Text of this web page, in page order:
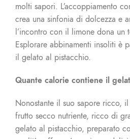
molti sapori. L’accoppiamento
crea una sinfonia di dolcezza e
l’incontro con il limone dona un
Esplorare abbinamenti insoliti è
il gelato al pistacchio.
Quante calorie contiene il
Nonostante il suo sapore ricco,
frutto secco nutriente, ricco di
gelato al pistacchio, preparato